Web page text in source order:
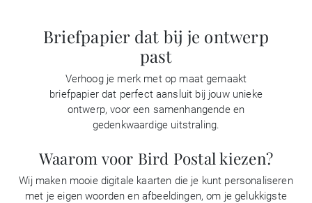
Briefpapier dat bij je ontwerp
past
Verhoog je merk met op maat gemaakt
briefpapier dat perfect aansluit bij jouw unieke
ontwerp, voor een samenhangende en
gedenkwaardige uitstraling.
Waarom voor Bird Postal kiezen?
Wij maken mooie digitale kaarten die je kunt personaliseren
met je eigen woorden en afbeeldingen, om je gelukkigste